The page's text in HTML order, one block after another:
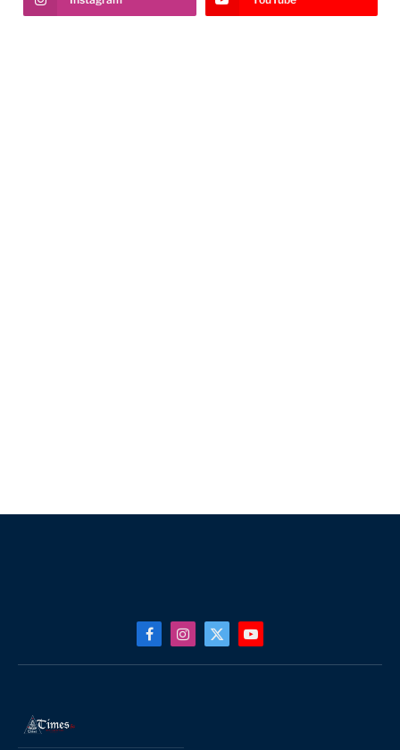
FacebookInstagram
X
(Twitter)
YouTube